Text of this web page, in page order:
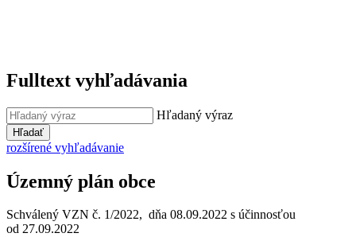
Fulltext vyhľadávania
Hľadaný výraz
Hľadať
rozšírené vyhľadávanie
Územný plán obce
Schválený VZN č. 1/2022, dňa 08.09.2022 s účinnosťou
od 27.09.2022